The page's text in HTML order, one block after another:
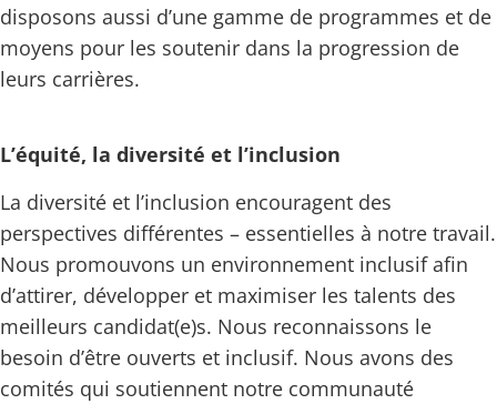
disposons aussi d’une gamme de programmes et de
moyens pour les soutenir dans la progression de
leurs carrières.
L’équité, la diversité et l’inclusion
La diversité et l’inclusion encouragent des
perspectives différentes – essentielles à notre travail.
Nous promouvons un environnement inclusif afin
d’attirer, développer et maximiser les talents des
meilleurs candidat(e)s. Nous reconnaissons le
besoin d’être ouverts et inclusif. Nous avons des
comités qui soutiennent notre communauté